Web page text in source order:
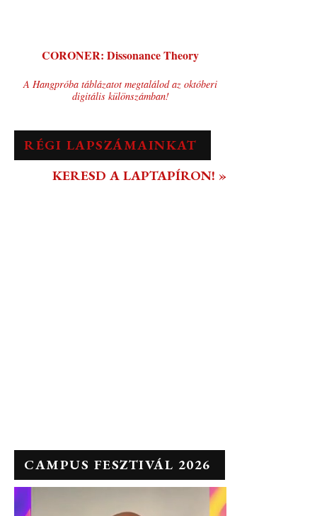
CORONER: Dissonance Theory
A Hangpróba táblázatot megtalálod az októberi
digitális különszámban!
RÉGI LAPSZÁMAINKAT
KERESD A LAPTAPÍRON! »
CAMPUS FESZTIVÁL 2026